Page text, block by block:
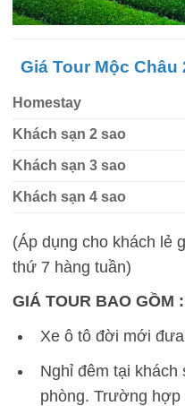
Giá Tour Mộc Châu
Homestay
Khách sạn 2 sao
Khách sạn 3 sao
Khách sạn 4 sao
(Áp dụng cho khách lẻ
thứ 7 hàng tuần)
GIÁ TOUR BAO GỒM :
Xe ô tô đời mới
Nghỉ đêm tại khách
phòng. Trường